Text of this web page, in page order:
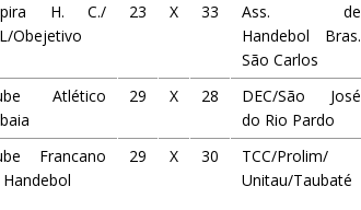
H. C./
Obejetivo
23 X 33
Ass. de
Handebol Bras.
São Carlos
Atlético
29 X 28
DEC/São José
do Rio Pardo
Francano
29 X 30
TCC/Prolim/
Unitau/Taubaté